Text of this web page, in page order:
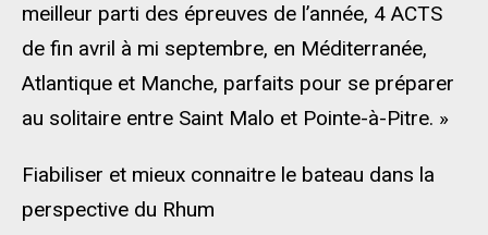
meilleur parti des épreuves de l’année, 4 ACTS
de fin avril à mi septembre, en Méditerranée,
Atlantique et Manche, parfaits pour se préparer
au solitaire entre Saint Malo et Pointe-à-Pitre. »
Fiabiliser et mieux connaitre le bateau dans la
perspective du Rhum